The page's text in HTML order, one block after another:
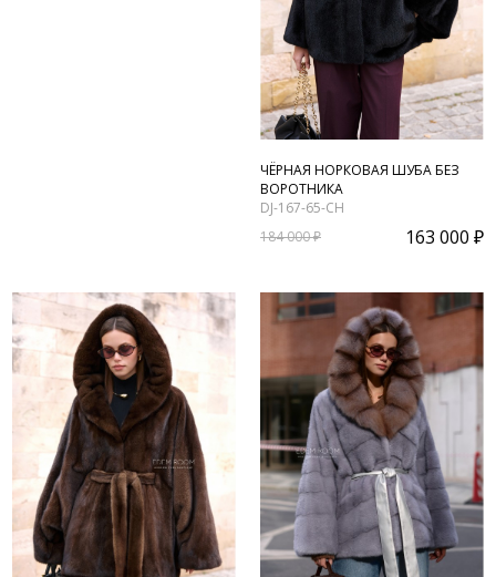
ЧЁРНАЯ НОРКОВАЯ ШУБА БЕЗ
ВОРОТНИКА
DJ-167-65-CH
184 000 ₽
163 000 ₽